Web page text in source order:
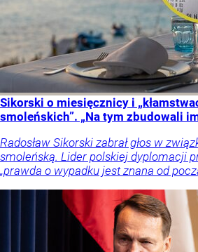
Sikorski o miesięcznicy i
smoleńskich”. „Na tym zbudowali
Radosław Sikorski zabrał głos w
smoleńską. Lider polskiej dyplomacji
„prawda o wypadku jest znana od